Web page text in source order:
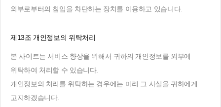
외부로부터의 침입을 차단하는 장치를 이용하고 있습니다.
제13조 개인정보의 위탁처리
본 사이트는 서비스 향상을 위해서 귀하의 개인정보를 외부에
위탁하여 처리할 수 있습니다.
개인정보의 처리를 위탁하는 경우에는 미리 그 사실을 귀하에게
고지하겠습니다.